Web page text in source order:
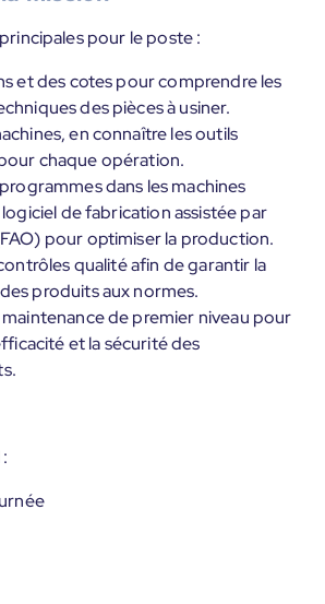
pour le poste :
et des cotes pour comprendre les
des pièces à usiner.
en connaître les outils
chaque opération.
dans les machines
de fabrication assistée par
pour optimiser la production.
qualité afin de garantir la
produits aux normes.
de premier niveau pour
et la sécurité des